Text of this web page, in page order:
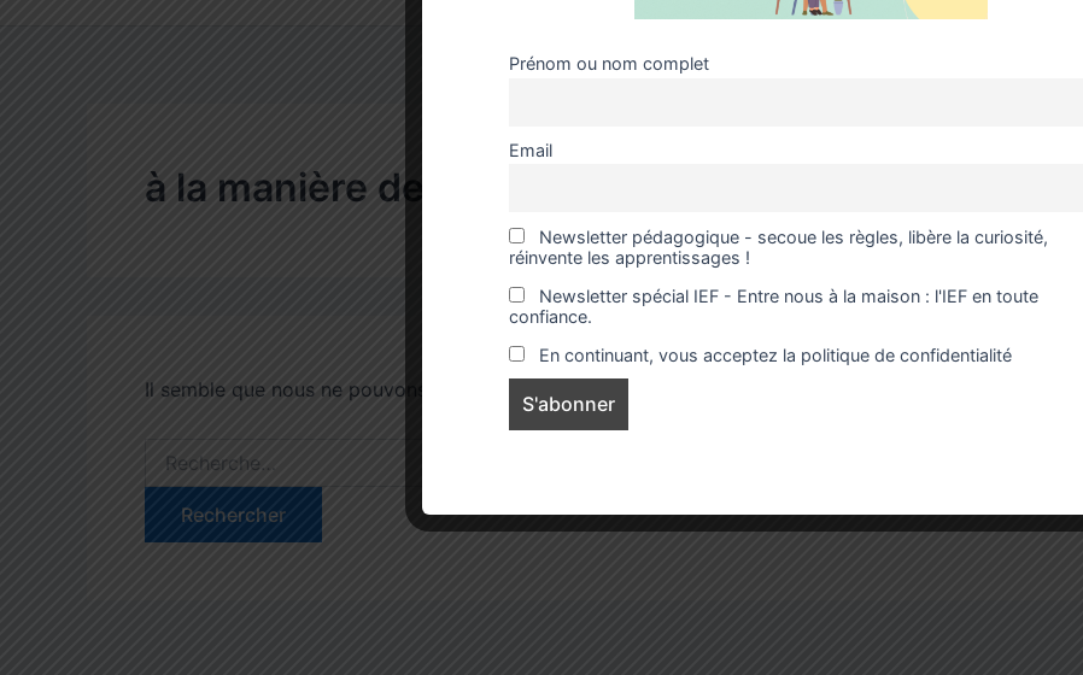
à la manière de
Il semble que nous ne pouvons pas trouver le contenu demandé. Peut-être qu’une recherche peut vous
Prénom ou nom complet
Email
Newsletter pédagogique - secoue les règles, libère la curiosité,
réinvente les apprentissages !
Newsletter spécial IEF - Entre nous à la maison : l'IEF en toute
confiance.
En continuant, vous acceptez la politique de confidentialité